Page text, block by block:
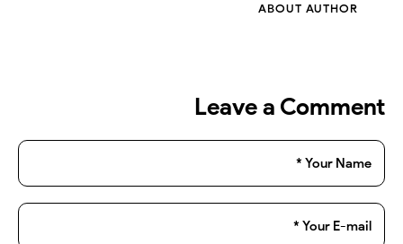
ABOUT AUTHOR
Leave a Comment